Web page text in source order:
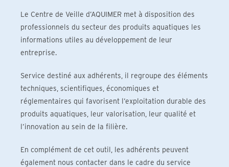
Le Centre de Veille d’AQUIMER met à disposition des
professionnels du secteur des produits aquatiques les
informations utiles au développement de leur
entreprise.
Service destiné aux adhérents, il regroupe des éléments
techniques, scientifiques, économiques et
réglementaires qui favorisent l’exploitation durable des
produits aquatiques, leur valorisation, leur qualité et
l’innovation au sein de la filière.
En complément de cet outil, les adhérents peuvent
également nous contacter dans le cadre du service